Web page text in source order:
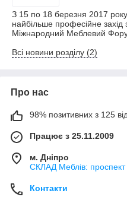
З 15 по 18 березня 2017 року
найбільше професійне захід
Міжнародний Меблевий
Всі новини розділу (2)
Про нас
98% позитивних з 125
Працює з 25.11.2009
м. Дніпро
СКЛАД Меблів: проспект
Контакти